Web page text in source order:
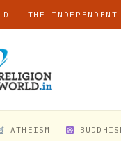
— THE
ATHEISM